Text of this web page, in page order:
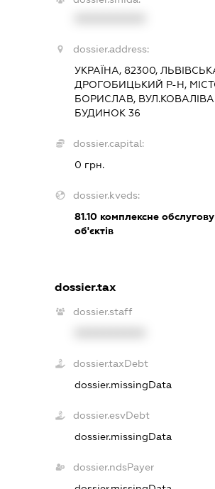
dossier.address:
УКРАЇНА, 82300,
ДРОГОБИЦЬКИЙ Р-Н,
БОРИСЛАВ, ВУЛ.КОВАЛІВА
БУДИНОК 36
dossier.capital:
0 грн.
dossier.kveds:
81.10 комплексне
об'єктів
dossier.tax
dossier.staff
dossier.taxDebt
dossier.missingData
dossier.esvDebt
dossier.missingData
dossier.ndsPayer